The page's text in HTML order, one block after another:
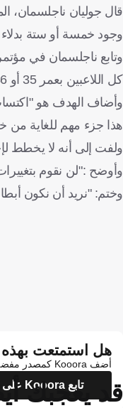
وجود خمسة أو ستة
وتابع ناجلسمان في
كل اللاعبين بعمر 35 أو 36 عاما، وأشارك بعدها في بطولة كأس العالم بفريق مختلف تماما".
وأضاف الهدف هو
هذا جزء مهم للغاية من
ولفت إلى أنه لا يخطط لإجراء
وأوضح :"لن نقوم
وختم: "نريد أن نكون
هل استمتعت
أضف Kooora كمصدر مفضل على جوجل للاطلاع على المزيد من تقاريرنا
تابع Kooora على جوجل
قد يعجبك